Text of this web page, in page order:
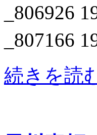
_806926
_807166
続きを読